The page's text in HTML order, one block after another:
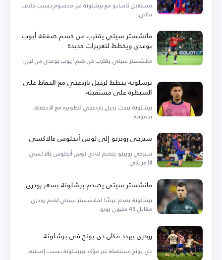
مستقبل كاسادو مع برشلونة غير محسوم بسبب خلاف
مالي.
مانشستر سيتي يقترب من حسم صفقة أيوب
بوعدي ويخطط لتعزيزات جديدة
مانشستر سيتي يقترب من ضم أيوب بوعدي من ليل.
برشلونة يخطط لرحيل باردغجي مع الحفاظ على
السيطرة على مستقبله
برشلونة يبحث رحيل باردغجي لتطويره مع الاحتفاظ
بحقوقه.
سيرجي روبرتو إلى لوس أنجلوس غالاكسي
سيرجي روبرتو ينضم لنادي لوس أنجلوس غالاكسي
الأمريكي.
مانشستر سيتي يصدم برشلونة بسعر رودري
برشلونة يقدم عرضًا لمانشستر سيتي لضم رودري
مقابل 45 مليون يورو.
رودري يهدد مكان دي يونج في برشلونة
دي يونج مستقبله غير مؤكد ببرشلونة بسبب إصابته.